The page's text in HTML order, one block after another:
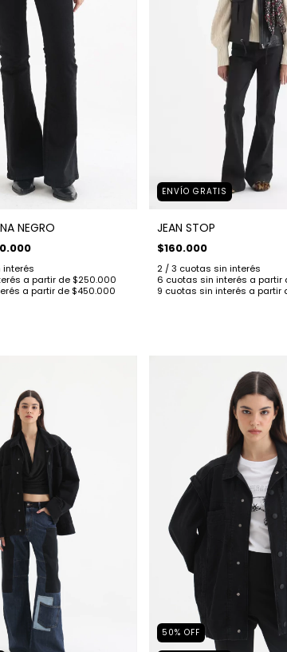
NEGRO
ENVÍO GRATIS
JEAN STOP
$160.000
50% OFF